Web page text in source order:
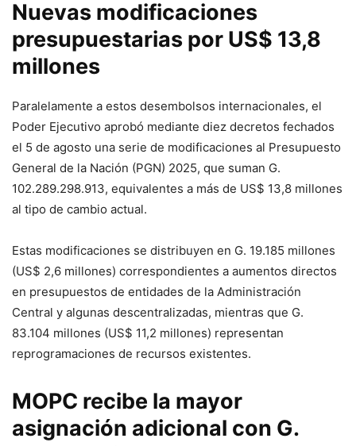
Nuevas modificaciones
presupuestarias por US$ 13,8
millones
Paralelamente a estos desembolsos internacionales, el
Poder Ejecutivo aprobó mediante diez decretos fechados
el 5 de agosto una serie de modificaciones al Presupuesto
General de la Nación (PGN) 2025, que suman G.
102.289.298.913, equivalentes a más de US$ 13,8 millones
al tipo de cambio actual.
Estas modificaciones se distribuyen en G. 19.185 millones
(US$ 2,6 millones) correspondientes a aumentos directos
en presupuestos de entidades de la Administración
Central y algunas descentralizadas, mientras que G.
83.104 millones (US$ 11,2 millones) representan
reprogramaciones de recursos existentes.
MOPC recibe la mayor
asignación adicional con G.